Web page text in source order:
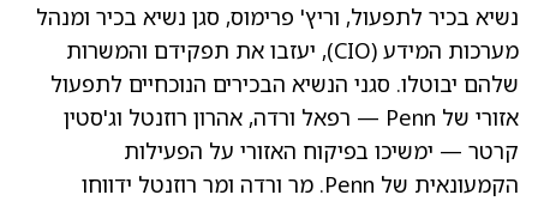
נשיא בכיר לתפעול, וריץ' פרימוס, סגן נשיא בכיר ומנהל
מערכות המידע (CIO), יעזבו את תפקידם והמשרות
שלהם יבוטלו. סגני הנשיא הבכירים הנוכחיים לתפעול
אזורי של Penn — רפאל ורדה, אהרון רוזנטל וג'סטין
קרטר — ימשיכו בפיקוח האזורי על הפעילות
הקמעונאית של Penn. מר ורדה ומר רוזנטל ידווחו